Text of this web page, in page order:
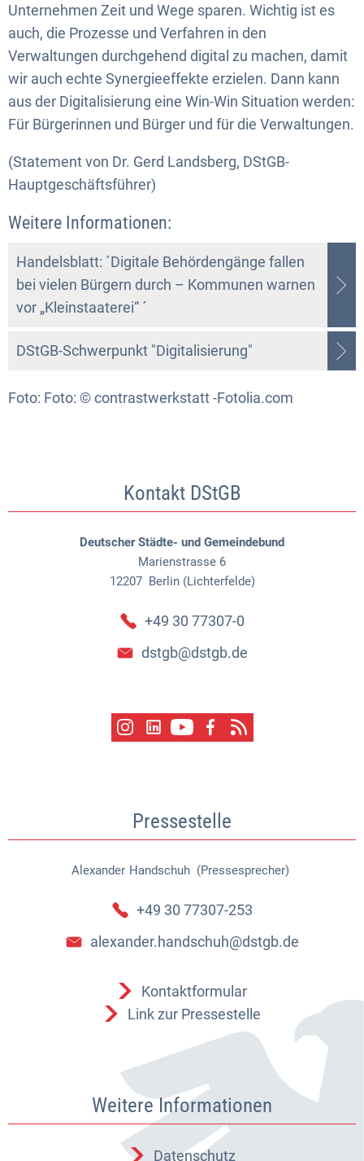
Unternehmen Zeit und Wege sparen. Wichtig ist es
auch, die Prozesse und Verfahren in den
Verwaltungen durchgehend digital zu machen, damit
wir auch echte Synergieeffekte erzielen. Dann kann
aus der Digitalisierung eine Win-Win Situation werden:
Für Bürgerinnen und Bürger und für die Verwaltungen.
(Statement von Dr. Gerd Landsberg, DStGB-
Hauptgeschäftsführer)
Weitere Informationen:
Handelsblatt: ´Digitale Behördengänge fallen
bei vielen Bürgern durch – Kommunen warnen
vor „Kleinstaaterei“ ´
DStGB-Schwerpunkt "Digitalisierung"
Foto: Foto: © contrastwerkstatt -Fotolia.com
Kontakt DStGB
Deutscher Städte- und Gemeindebund
Marienstrasse 6
12207 Berlin (Lichterfelde)
+49 30 77307-0
dstgb@dstgb.de
Pressestelle
Alexander Handschuh (Pressesprecher)
Alexander Handschuh
+49 30 77307-253
alexander.handschuh@dstgb.de
Kontaktformular
Link zur Pressestelle
Weitere Informationen
Datenschutz